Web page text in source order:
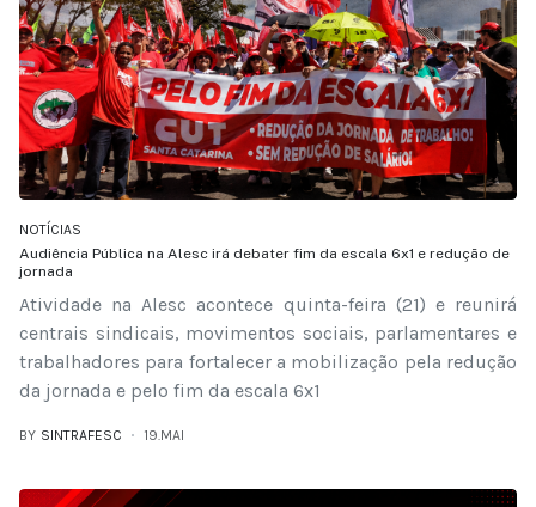
NOTÍCIAS
Audiência Pública na Alesc irá debater fim da escala 6x1 e redução de
jornada
Atividade na Alesc acontece quinta-feira (21) e reunirá
centrais sindicais, movimentos sociais, parlamentares e
trabalhadores para fortalecer a mobilização pela redução
da jornada e pelo fim da escala 6x1
BY SINTRAFESC 19.MAI